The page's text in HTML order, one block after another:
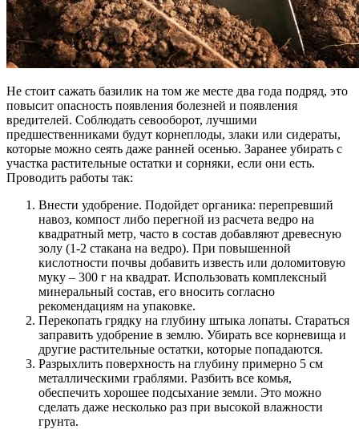
Не стоит сажать базилик на том же месте два года подряд, это
повысит опасность появления болезней и появления
вредителей. Соблюдать севооборот, лучшими
предшественниками будут корнеплоды, злаки или сидераты,
которые можно сеять даже ранней осенью. Заранее убирать с
участка растительные остатки и сорняки, если они есть.
Проводить работы так:
Внести удобрение. Подойдет органика: перепревший
навоз, компост либо перегной из расчета ведро на
квадратный метр, часто в состав добавляют древесную
золу (1-2 стакана на ведро). При повышенной
кислотности почвы добавить известь или доломитовую
муку – 300 г на квадрат. Использовать комплексный
минеральный состав, его вносить согласно
рекомендациям на упаковке.
Перекопать грядку на глубину штыка лопаты. Стараться
заправить удобрение в землю. Убирать все корневища и
другие растительные остатки, которые попадаются.
Разрыхлить поверхность на глубину примерно 5 см
металлическими граблями. Разбить все комья,
обеспечить хорошее подсыхание земли. Это можно
сделать даже несколько раз при высокой влажности
грунта.